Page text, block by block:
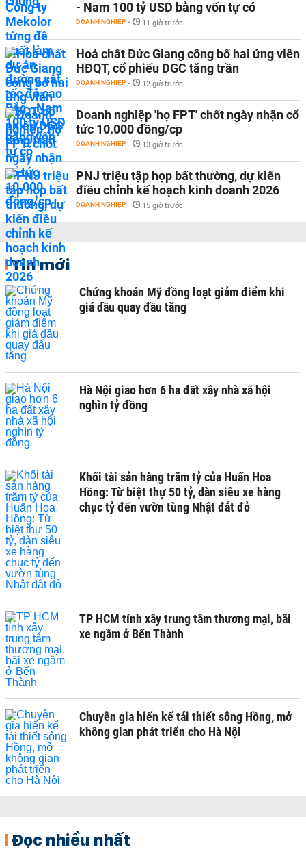
- Nam 100 tỷ USD bằng vốn tự có
DOANH NGHIỆP - 11 giờ trước
Hoá chất Đức Giang công bố hai ứng viên
HĐQT, cổ phiếu DGC tăng trần
DOANH NGHIỆP - 12 giờ trước
Doanh nghiệp 'họ FPT' chốt ngày nhận cổ
tức 10.000 đồng/cp
DOANH NGHIỆP - 13 giờ trước
PNJ triệu tập họp bất thường, dự kiến
điều chỉnh kế hoạch kinh doanh 2026
DOANH NGHIỆP - 15 giờ trước
Tin mới
Chứng khoán Mỹ đồng loạt giảm điểm khi
giá dầu quay đầu tăng
Hà Nội giao hơn 6 ha đất xây nhà xã hội
nghìn tỷ đồng
Khối tài sản hàng trăm tỷ của Huấn Hoa
Hồng: Từ biệt thự 50 tỷ, dàn siêu xe hàng
chục tỷ đến vườn tùng Nhật đắt đỏ
TP HCM tính xây trung tâm thương mại, bãi
xe ngầm ở Bến Thành
Chuyên gia hiến kế tái thiết sông Hồng, mở
không gian phát triển cho Hà Nội
Đọc nhiều nhất